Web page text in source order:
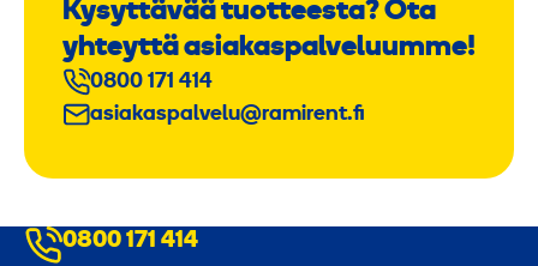
Kysyttävää tuotteesta? Ota
yhteyttä asiakaspalveluumme!
0800 171 414
asiakaspalvelu@ramirent.fi
0800 171 414